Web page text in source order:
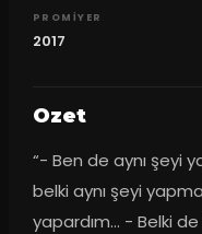
PROMIYER
2017
Ozet
“- Ben de aynı şeyi
belki aynı şeyi
yapardım… - Belki